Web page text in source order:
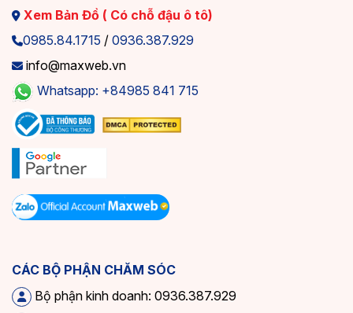
Xem Bản Đồ ( Có chỗ đậu ô tô)
0985.84.1715 / 0936.387.929
info@maxweb.vn
Whatsapp: +84985 841 715
CÁC BỘ PHẬN CHĂM SÓC
Bộ phận kinh doanh: 0936.387.929